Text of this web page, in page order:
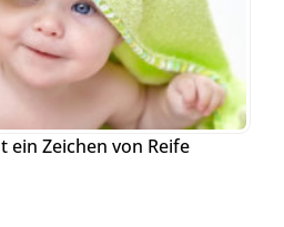
ein Zeichen von Reife